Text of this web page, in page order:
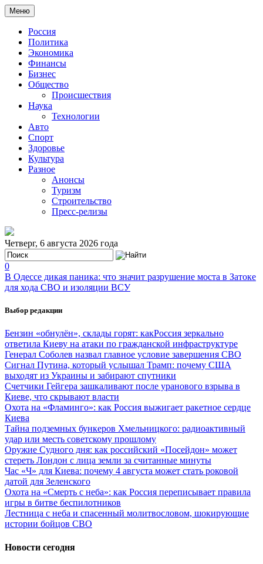
Меню
Россия
Политика
Экономика
Финансы
Бизнес
Общество
Происшествия
Наука
Технологии
Авто
Спорт
Здоровье
Культура
Разное
Анонсы
Туризм
Строительство
Пресс-релизы
Четверг, 6 августа 2026 года
0
В Одессе дикая паника: что значит разрушение моста в Затоке
для хода СВО и изоляции ВСУ
Выбор редакции
Бензин «обнулён», склады горят: какРоссия зеркально
ответила Киеву на атаки по гражданской инфраструктуре
Генерал Соболев назвал главное условие завершения СВО
Сигнал Путина, который услышал Трамп: почему США
выходят из Украины и забирают спутники
Счетчики Гейгера зашкаливают после уранового взрыва в
Киеве, что скрывают власти
Охота на «Фламинго»: как Россия выжигает ракетное сердце
Киева
Тайна подземных бункеров Хмельницкого: радиоактивный
удар или месть советскому прошлому
Оружие Судного дня: как российский «Посейдон» может
стереть Лондон с лица земли за считанные минуты
Час «Ч» для Киева: почему 4 августа может стать роковой
датой для Зеленского
Охота на «Смерть с неба»: как Россия переписывает правила
игры в битве беспилотников
Лестница с неба и спасенный молитвословом, шокирующие
истории бойцов СВО
Новости сегодня